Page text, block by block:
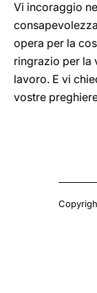
Vi incoraggio
opera per la
ringrazio per la
lavoro. E vi
vostre